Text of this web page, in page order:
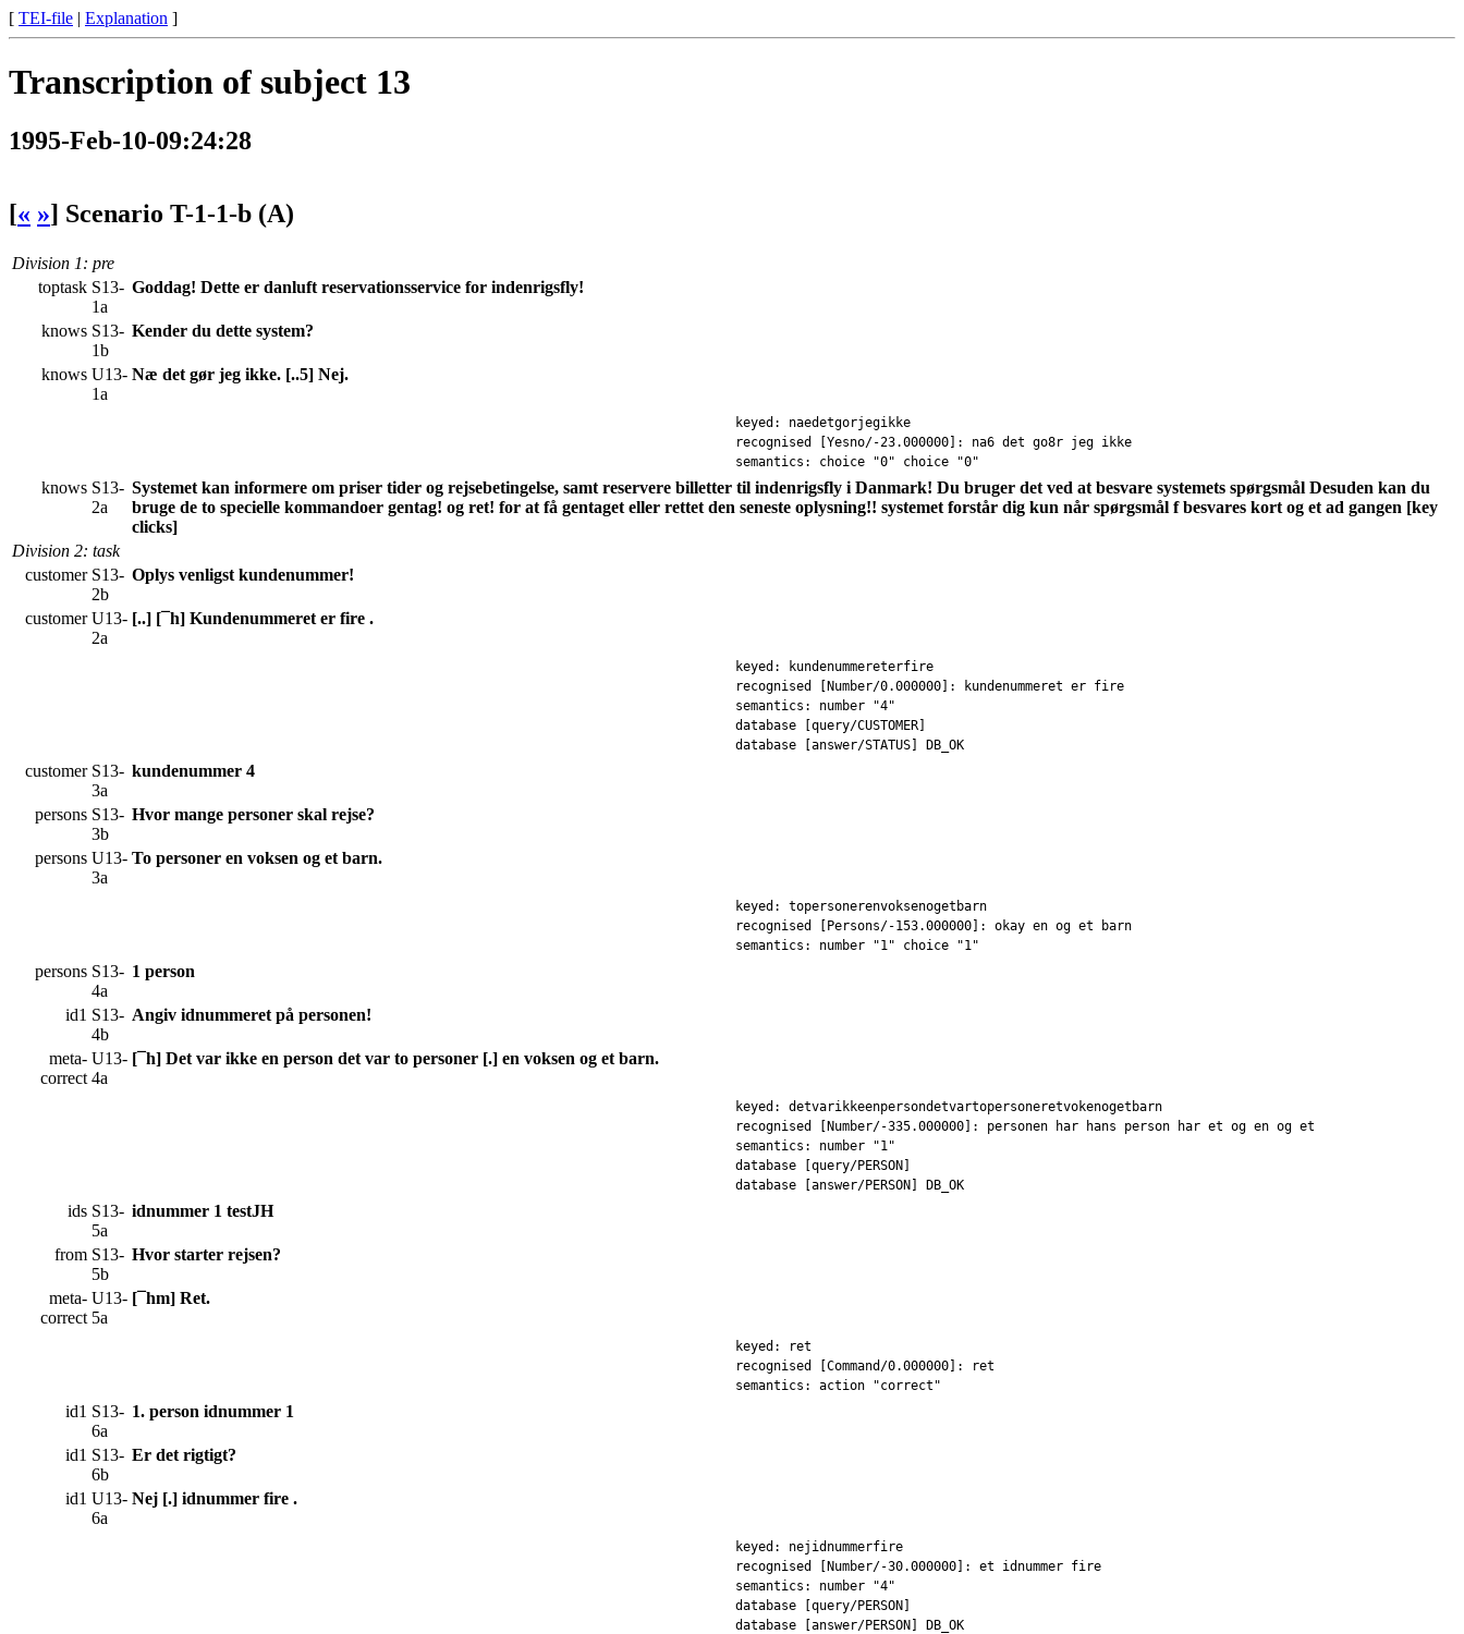
[ TEI-file | Explanation ]
Transcription of subject 13
1995-Feb-10-09:24:28
[« »] Scenario T-1-1-b (A)
Division 1: pre
toptask S13-
1a
Goddag! Dette er danluft reservationsservice for indenrigsfly!
knows S13-
1b
Kender du dette system?
knows U13-
1a
Næ det gør jeg ikke. [..5] Nej.
keyed: naedetgorjegikke
recognised [Yesno/-23.000000]: na6 det go8r jeg ikke
semantics: choice "0" choice "0"
knows S13-
2a
Systemet kan informere om priser tider og rejsebetingelse, samt reservere billetter til indenrigsfly i Danmark! Du bruger det ved at besvare systemets spørgsmål Desuden kan du
bruge de to specielle kommandoer gentag! og ret! for at få gentaget eller rettet den seneste oplysning!! systemet forstår dig kun når spørgsmål f besvares kort og et ad gangen [key
clicks]
Division 2: task
customer S13-
2b
Oplys venligst kundenummer!
customer U13-
2a
[..] [¯h] Kundenummeret er fire .
keyed: kundenummereterfire
recognised [Number/0.000000]: kundenummeret er fire
semantics: number "4"
database [query/CUSTOMER]
database [answer/STATUS] DB_OK
customer S13-
3a
kundenummer 4
persons S13-
3b
Hvor mange personer skal rejse?
persons U13-
3a
To personer en voksen og et barn.
keyed: topersonerenvoksenogetbarn
recognised [Persons/-153.000000]: okay en og et barn
semantics: number "1" choice "1"
persons S13-
4a
1 person
id1 S13-
4b
Angiv idnummeret på personen!
meta-
correct
U13-
4a
[¯h] Det var ikke en person det var to personer [.] en voksen og et barn.
keyed: detvarikkeenpersondetvartopersoneretvokenogetbarn
recognised [Number/-335.000000]: personen har hans person har et og en og et
semantics: number "1"
database [query/PERSON]
database [answer/PERSON] DB_OK
ids S13-
5a
idnummer 1 testJH
from S13-
5b
Hvor starter rejsen?
meta-
correct
U13-
5a
[¯hm] Ret.
keyed: ret
recognised [Command/0.000000]: ret
semantics: action "correct"
id1 S13-
6a
1. person idnummer 1
id1 S13-
6b
Er det rigtigt?
id1 U13-
6a
Nej [.] idnummer fire .
keyed: nejidnummerfire
recognised [Number/-30.000000]: et idnummer fire
semantics: number "4"
database [query/PERSON]
database [answer/PERSON] DB_OK